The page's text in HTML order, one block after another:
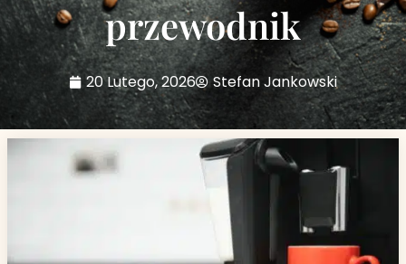
przewodnik
20 Lutego, 2026 Stefan Jankowski